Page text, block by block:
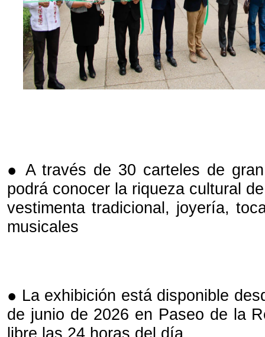
● A través de 30 carteles de
podrá conocer la riqueza cultural
vestimenta tradicional, joyería,
musicales
● La exhibición está disponible
de junio de 2026 en Paseo de la
libre las 24 horas del día